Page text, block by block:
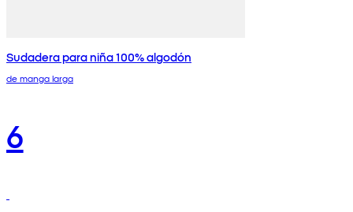
Sudadera para niña 100% algodón
de manga larga
6